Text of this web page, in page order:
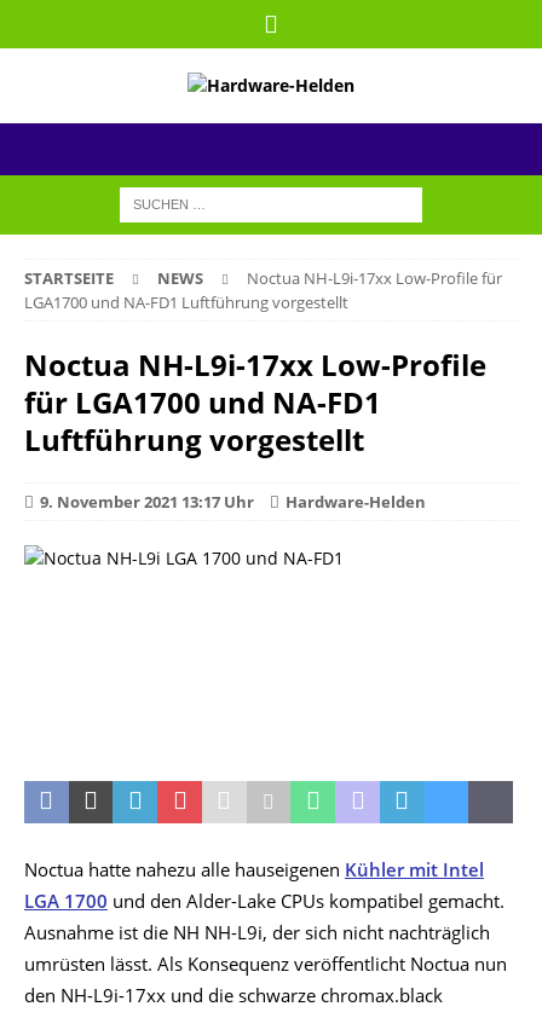
STARTSEITE NEWS
Noctua NH-L9i-17xx Low-Profile für
LGA1700 und NA-FD1 Luftführung vorgestellt
Noctua NH-L9i-17xx Low-Profile
für LGA1700 und NA-FD1
Luftführung vorgestellt
9. November 2021 13:17 Uhr Hardware-Helden
Noctua hatte nahezu alle hauseigenen Kühler mit Intel
LGA 1700 und den Alder-Lake CPUs kompatibel gemacht.
Ausnahme ist die NH NH-L9i, der sich nicht nachträglich
umrüsten lässt. Als Konsequenz veröffentlicht Noctua nun
den NH-L9i-17xx und die schwarze chromax.black